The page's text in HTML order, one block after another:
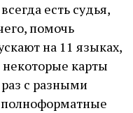
есть судья,
помочь
на 11 языках,
карты
с разными